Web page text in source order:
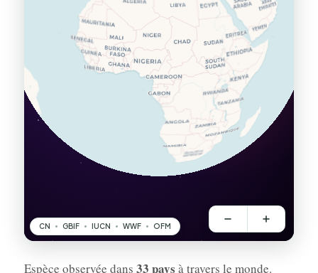
Espèce observée dans 33 pays à travers le monde.